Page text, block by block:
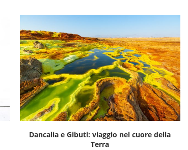
Dancalia e Gibuti: viaggio nel cuore della
Terra